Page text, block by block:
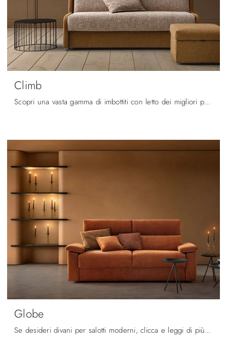
Climb
Scopri una vasta gamma di imbottiti con letto dei migliori produttori e ottimizza il living che hai sempre desiderato.
Globe
Se desideri divani per salotti moderni, clicca e leggi di più sul modello Globe in tessuto del brand Samoa.